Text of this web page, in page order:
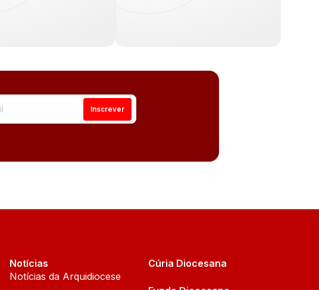
Notícias
Notícias da Arquidiocese
Cúria Diocesana